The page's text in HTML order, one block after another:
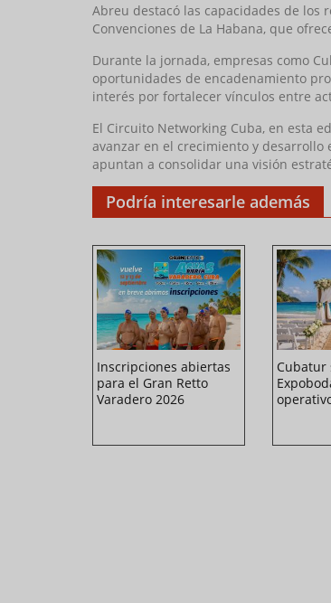
Abreu destacó las capacidades de los
Convenciones de La Habana, que
Durante la jornada, empresas como
oportunidades de encadenamiento
interés por fortalecer vínculos entre
El Circuito Networking Cuba, en esta
avanzar en el crecimiento y desarrollo
apuntan a consolidar una visión
Podría interesarle además
Inscripciones abiertas
para el Gran Retto
Varadero 2026
Cubatur